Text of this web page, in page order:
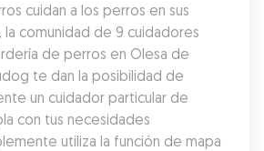
cuidan a los perros en sus
comunidad de 9 cuidadores
de perros en Olesa de
te dan la posibilidad de
un cuidador particular de
con tus necesidades
utiliza la función de mapa